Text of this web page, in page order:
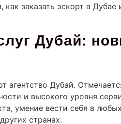
заказать эскорт в
Дубай:
Дубай.
и высокого уровня
умение вести себя в
странах.